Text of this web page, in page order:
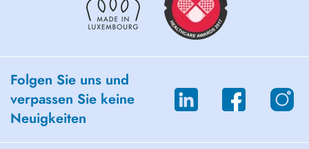
Folgen Sie uns und
verpassen Sie keine
Neuigkeiten